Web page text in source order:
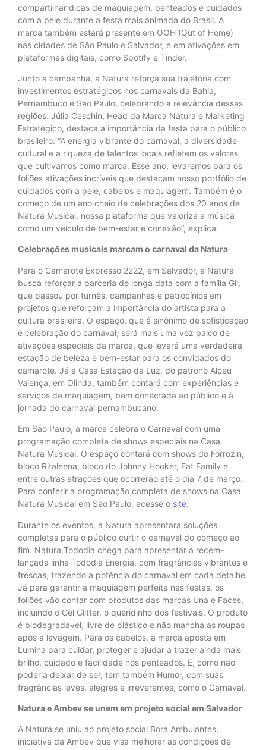
compartilhar dicas de maquiagem, penteados e cuidados
com a pele durante a festa mais animada do Brasil. A
marca também estará presente em OOH (Out of Home)
nas cidades de São Paulo e Salvador, e em ativações em
plataformas digitais, como Spotify e Tinder.
Junto a campanha, a Natura reforça sua trajetória com
investimentos estratégicos nos carnavais da Bahia,
Pernambuco e São Paulo, celebrando a relevância dessas
regiões. Júlia Ceschin, Head da Marca Natura e Marketing
Estratégico, destaca a importância da festa para o público
brasileiro: “A energia vibrante do carnaval, a diversidade
cultural e a riqueza de talentos locais refletem os valores
que cultivamos como marca. Esse ano, levaremos para os
foliões ativações incríveis que destacam nosso portfólio de
cuidados com a pele, cabelos e maquiagem. Também é o
começo de um ano cheio de celebrações dos 20 anos de
Natura Musical, nossa plataforma que valoriza a música
como um veículo de bem-estar e conexão”, explica.
Celebrações musicais marcam o carnaval da Natura
Para o Camarote Expresso 2222, em Salvador, a Natura
busca reforçar a parceria de longa data com a família Gil,
que passou por turnês, campanhas e patrocínios em
projetos que reforçam a importância do artista para a
cultura brasileira. O espaço, que é sinônimo de sofisticação
e celebração do carnaval, será mais uma vez palco de
ativações especiais da marca, que levará uma verdadeira
estação de beleza e bem-estar para os convidados do
camarote. Já a Casa Estação da Luz, do patrono Alceu
Valença, em Olinda, também contará com experiências e
serviços de maquiagem, bem conectada ao público e à
jornada do carnaval pernambucano.
Em São Paulo, a marca celebra o Carnaval com uma
programação completa de shows especiais na Casa
Natura Musical. O espaço contará com shows do Forrozin,
bloco Ritaleena, bloco do Johnny Hooker, Fat Family e
entre outras atrações que ocorrerão até o dia 7 de março.
Para conferir a programação completa de shows na Casa
Natura Musical em São Paulo, acesse o site.
Durante os eventos, a Natura apresentará soluções
completas para o público curtir o carnaval do começo ao
fim. Natura Tododia chega para apresentar a recém-
lançada linha Tododia Energia, com fragrâncias vibrantes e
frescas, trazendo a potência do carnaval em cada detalhe.
Já para garantir a maquiagem perfeita nas festas, os
foliões vão contar com produtos das marcas Una e Faces,
incluindo o Gel Glitter, o queridinho dos festivais. O produto
é biodegradável, livre de plástico e não mancha as roupas
após a lavagem. Para os cabelos, a marca aposta em
Lumina para cuidar, proteger e ajudar a trazer ainda mais
brilho, cuidado e facilidade nos penteados. E, como não
poderia deixar de ser, tem também Humor, com suas
fragrâncias leves, alegres e irreverentes, como o Carnaval.
Natura e Ambev se unem em projeto social em Salvador
A Natura se uniu ao projeto social Bora Ambulantes,
iniciativa da Ambev que visa melhorar as condições de